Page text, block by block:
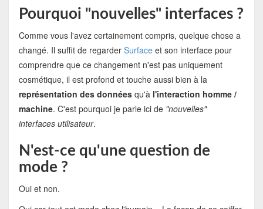
Pourquoi "nouvelles" interfaces ?
Comme vous l'avez certainement compris, quelque chose a
changé. Il suffit de regarder Surface et son interface pour
comprendre que ce changement n'est pas uniquement
cosmétique, il est profond et touche aussi bien à la
représentation des donnéesqu'à l'interaction homme /
machine. C'est pourquoi je parle ici de "nouvelles"
interfaces utilisateur.
N'est-ce qu'une question de
mode ?
Oui et non.